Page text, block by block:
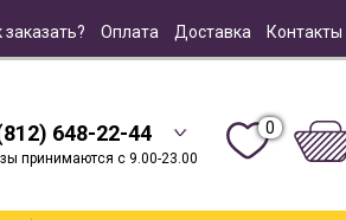
заказать? Оплата Доставка
648-22-44
принимаются с 9.00-23.00
0